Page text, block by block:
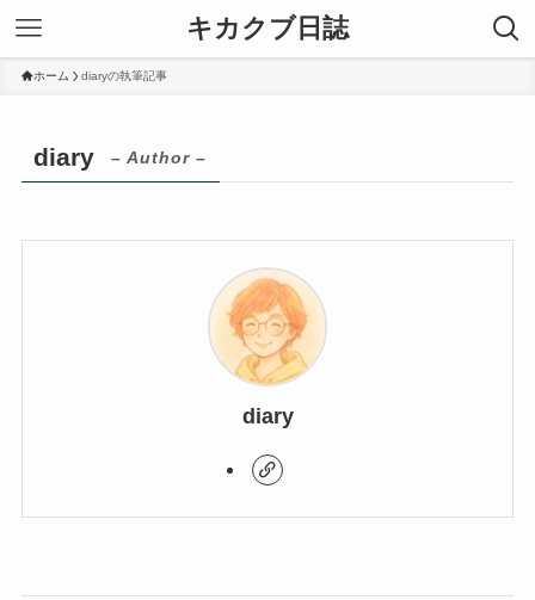
キカクブ日誌
ホーム diaryの執筆記事
diary – Author –
diary